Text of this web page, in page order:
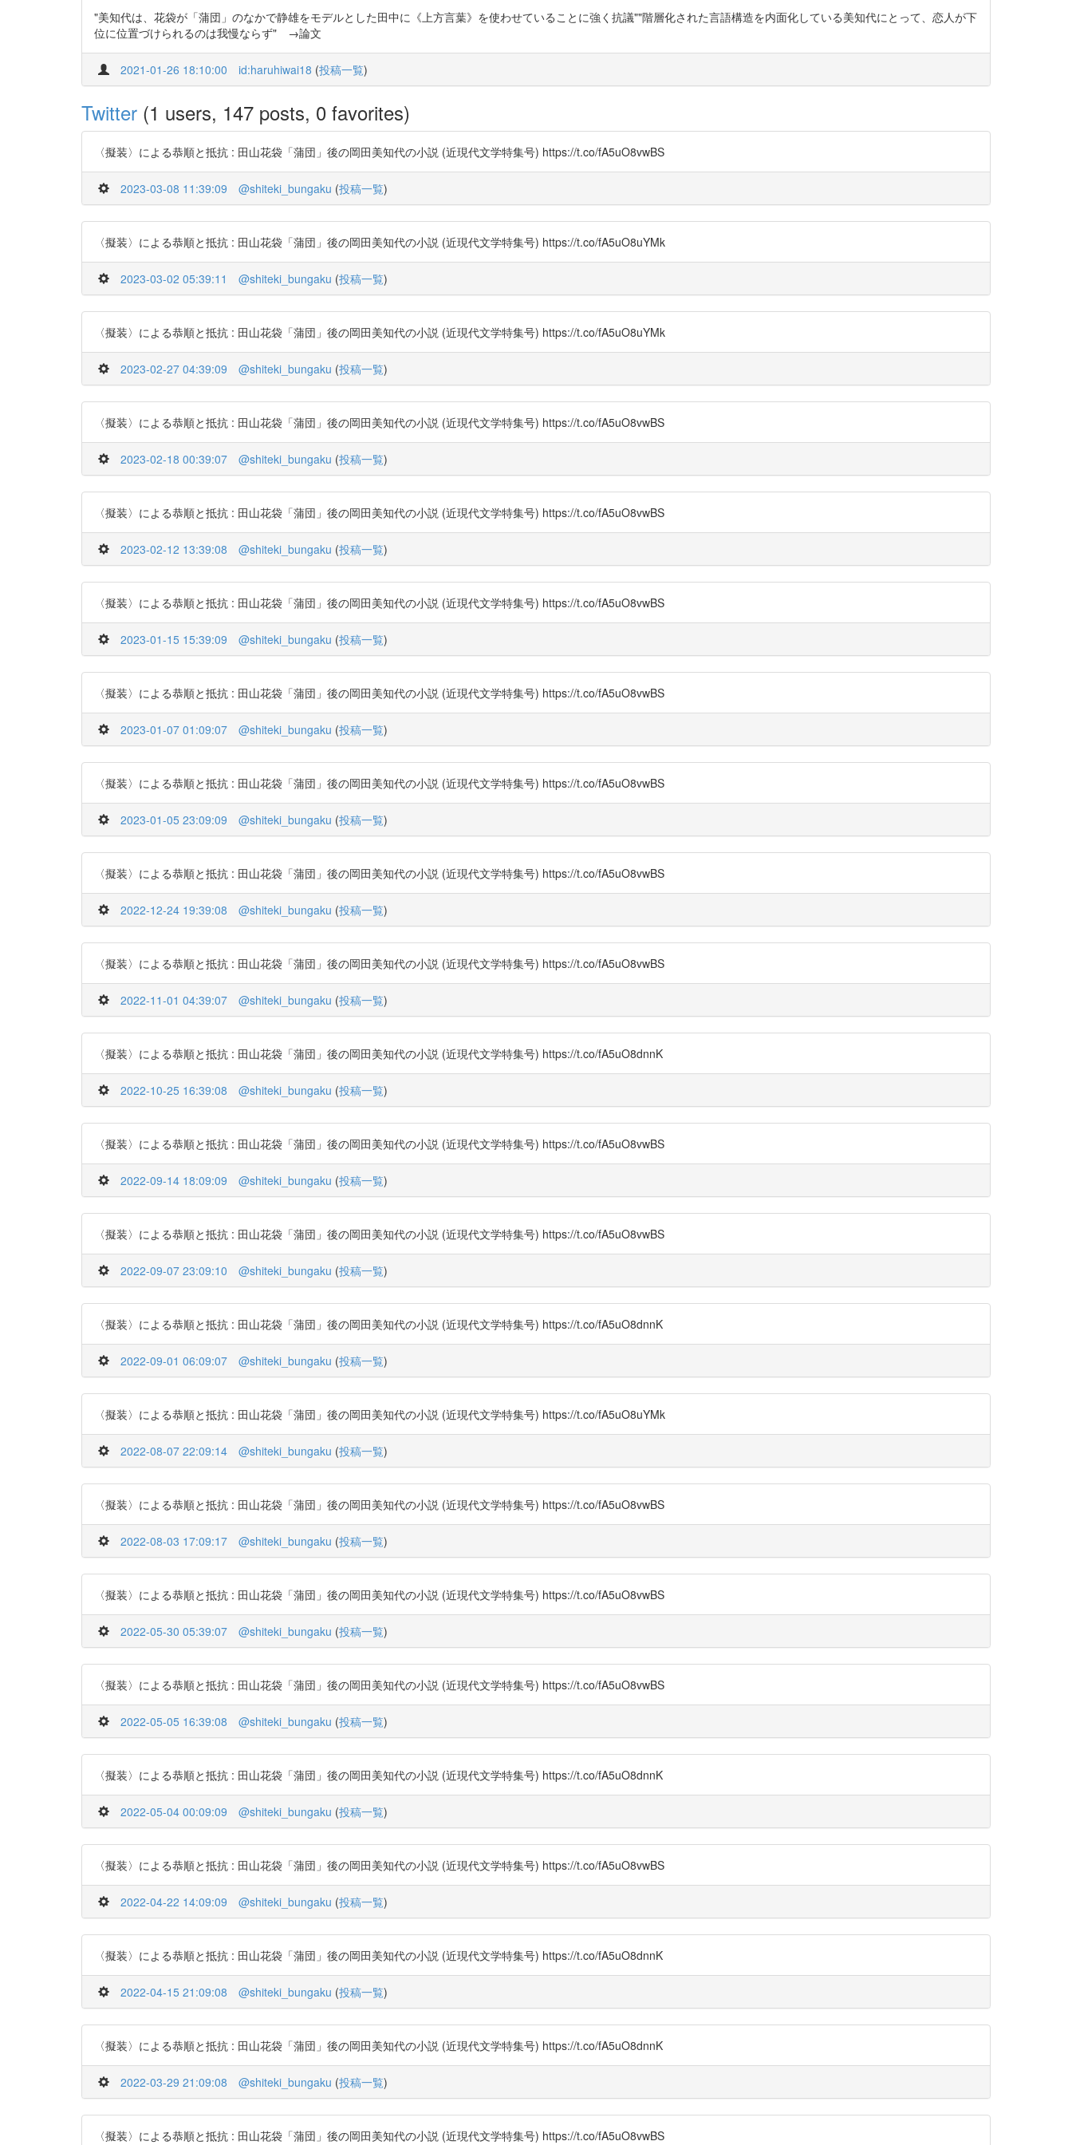
"美知代は、花袋が「蒲団」のなかで静雄をモデルとした田中に《上方言葉》を使わせていることに強く抗議""階層化された言語構造を内面化している美知代にとって、恋人が下
位に位置づけられるのは我慢ならず" →論文
2021-01-26 18:10:00 id:haruhiwai18 (投稿一覧)
Twitter (1 users, 147 posts, 0 favorites)
〈擬装〉による恭順と抵抗 : 田山花袋「蒲団」後の岡田美知代の小説 (近現代文学特集号) https://t.co/fA5uO8vwBS
2023-03-08 11:39:09 @shiteki_bungaku (投稿一覧)
〈擬装〉による恭順と抵抗 : 田山花袋「蒲団」後の岡田美知代の小説 (近現代文学特集号) https://t.co/fA5uO8uYMk
2023-03-02 05:39:11 @shiteki_bungaku (投稿一覧)
〈擬装〉による恭順と抵抗 : 田山花袋「蒲団」後の岡田美知代の小説 (近現代文学特集号) https://t.co/fA5uO8uYMk
2023-02-27 04:39:09 @shiteki_bungaku (投稿一覧)
〈擬装〉による恭順と抵抗 : 田山花袋「蒲団」後の岡田美知代の小説 (近現代文学特集号) https://t.co/fA5uO8vwBS
2023-02-18 00:39:07 @shiteki_bungaku (投稿一覧)
〈擬装〉による恭順と抵抗 : 田山花袋「蒲団」後の岡田美知代の小説 (近現代文学特集号) https://t.co/fA5uO8vwBS
2023-02-12 13:39:08 @shiteki_bungaku (投稿一覧)
〈擬装〉による恭順と抵抗 : 田山花袋「蒲団」後の岡田美知代の小説 (近現代文学特集号) https://t.co/fA5uO8vwBS
2023-01-15 15:39:09 @shiteki_bungaku (投稿一覧)
〈擬装〉による恭順と抵抗 : 田山花袋「蒲団」後の岡田美知代の小説 (近現代文学特集号) https://t.co/fA5uO8vwBS
2023-01-07 01:09:07 @shiteki_bungaku (投稿一覧)
〈擬装〉による恭順と抵抗 : 田山花袋「蒲団」後の岡田美知代の小説 (近現代文学特集号) https://t.co/fA5uO8vwBS
2023-01-05 23:09:09 @shiteki_bungaku (投稿一覧)
〈擬装〉による恭順と抵抗 : 田山花袋「蒲団」後の岡田美知代の小説 (近現代文学特集号) https://t.co/fA5uO8vwBS
2022-12-24 19:39:08 @shiteki_bungaku (投稿一覧)
〈擬装〉による恭順と抵抗 : 田山花袋「蒲団」後の岡田美知代の小説 (近現代文学特集号) https://t.co/fA5uO8vwBS
2022-11-01 04:39:07 @shiteki_bungaku (投稿一覧)
〈擬装〉による恭順と抵抗 : 田山花袋「蒲団」後の岡田美知代の小説 (近現代文学特集号) https://t.co/fA5uO8dnnK
2022-10-25 16:39:08 @shiteki_bungaku (投稿一覧)
〈擬装〉による恭順と抵抗 : 田山花袋「蒲団」後の岡田美知代の小説 (近現代文学特集号) https://t.co/fA5uO8vwBS
2022-09-14 18:09:09 @shiteki_bungaku (投稿一覧)
〈擬装〉による恭順と抵抗 : 田山花袋「蒲団」後の岡田美知代の小説 (近現代文学特集号) https://t.co/fA5uO8vwBS
2022-09-07 23:09:10 @shiteki_bungaku (投稿一覧)
〈擬装〉による恭順と抵抗 : 田山花袋「蒲団」後の岡田美知代の小説 (近現代文学特集号) https://t.co/fA5uO8dnnK
2022-09-01 06:09:07 @shiteki_bungaku (投稿一覧)
〈擬装〉による恭順と抵抗 : 田山花袋「蒲団」後の岡田美知代の小説 (近現代文学特集号) https://t.co/fA5uO8uYMk
2022-08-07 22:09:14 @shiteki_bungaku (投稿一覧)
〈擬装〉による恭順と抵抗 : 田山花袋「蒲団」後の岡田美知代の小説 (近現代文学特集号) https://t.co/fA5uO8vwBS
2022-08-03 17:09:17 @shiteki_bungaku (投稿一覧)
〈擬装〉による恭順と抵抗 : 田山花袋「蒲団」後の岡田美知代の小説 (近現代文学特集号) https://t.co/fA5uO8vwBS
2022-05-30 05:39:07 @shiteki_bungaku (投稿一覧)
〈擬装〉による恭順と抵抗 : 田山花袋「蒲団」後の岡田美知代の小説 (近現代文学特集号) https://t.co/fA5uO8vwBS
2022-05-05 16:39:08 @shiteki_bungaku (投稿一覧)
〈擬装〉による恭順と抵抗 : 田山花袋「蒲団」後の岡田美知代の小説 (近現代文学特集号) https://t.co/fA5uO8dnnK
2022-05-04 00:09:09 @shiteki_bungaku (投稿一覧)
〈擬装〉による恭順と抵抗 : 田山花袋「蒲団」後の岡田美知代の小説 (近現代文学特集号) https://t.co/fA5uO8vwBS
2022-04-22 14:09:09 @shiteki_bungaku (投稿一覧)
〈擬装〉による恭順と抵抗 : 田山花袋「蒲団」後の岡田美知代の小説 (近現代文学特集号) https://t.co/fA5uO8dnnK
2022-04-15 21:09:08 @shiteki_bungaku (投稿一覧)
〈擬装〉による恭順と抵抗 : 田山花袋「蒲団」後の岡田美知代の小説 (近現代文学特集号) https://t.co/fA5uO8dnnK
2022-03-29 21:09:08 @shiteki_bungaku (投稿一覧)
〈擬装〉による恭順と抵抗 : 田山花袋「蒲団」後の岡田美知代の小説 (近現代文学特集号) https://t.co/fA5uO8vwBS